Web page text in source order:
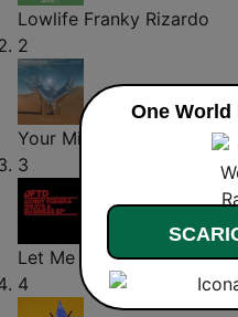
Lowlife Franky Rizardo
2
Your Mind
3
Let Me Be
Sonny Fodera
4
One